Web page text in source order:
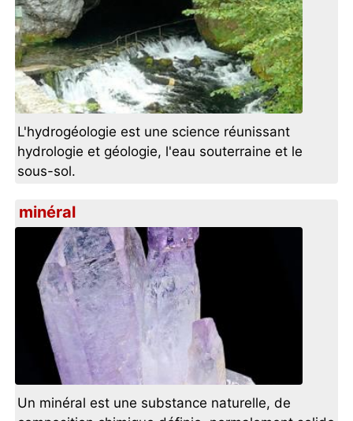
L'hydrogéologie est une science réunissant
hydrologie et géologie, l'eau souterraine et le
sous-sol.
minéral
Un minéral est une substance naturelle, de